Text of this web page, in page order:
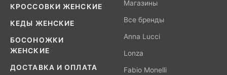
КРОССОВКИ ЖЕНСКИЕ
КЕДЫ ЖЕНСКИЕ
БОСОНОЖКИ
ЖЕНСКИЕ
ДОСТАВКА И ОПЛАТА
Магазины
Все бренды
Anna Lucci
Lonza
Fabio Monelli